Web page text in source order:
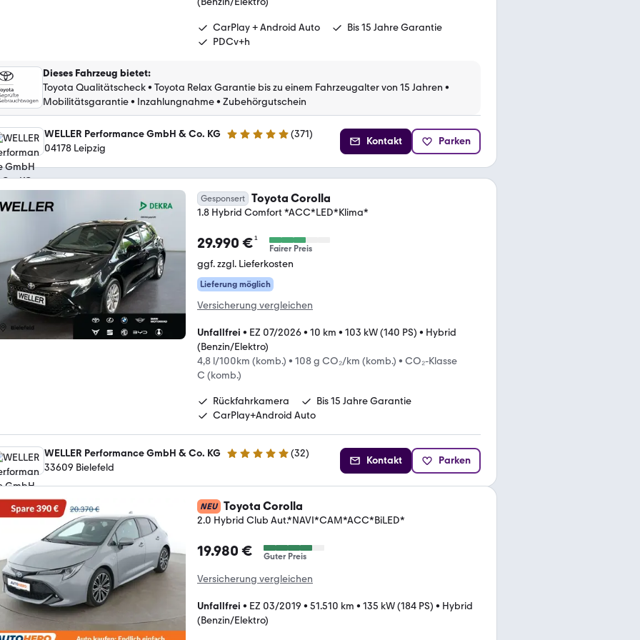
CarPlay + Android Auto
Bis 15 Jahre Garantie
PDCv+h
Dieses Fahrzeug bietet:
Toyota Qualitätscheck• Toyota Relax Garantie bis zu einem Fahrzeugalter von 15 Jahren •
Mobilitätsgarantie• Inzahlungnahme• Zubehörgutschein
WELLER Performance GmbH & Co. KG 4.8 Sterne (371)
04178 Leipzig
Kontakt Parken
Gesponsert Toyota Corolla
1.8 Hybrid Comfort *ACC*LED*Klima*
29.990 €¹
Fairer Preis
ggf. zzgl. Lieferkosten
Lieferung möglich
Versicherung vergleichen
Unfallfrei • EZ 07/2026• 10 km • 103 kW (140 PS) • Hybrid
(Benzin/Elektro)
4,8 l/100km (komb.) • 108 g CO₂/km (komb.) • CO₂-Klasse
C (komb.)
Rückfahrkamera
Bis 15 Jahre Garantie
CarPlay+Android Auto
WELLER Performance GmbH & Co. KG 5 Sterne (32)
33609 Bielefeld
Kontakt Parken
NEU Toyota Corolla
2.0 Hybrid Club Aut.*NAVI*CAM*ACC*BiLED*
19.980 € Guter Preis
Versicherung vergleichen
Unfallfrei • EZ 03/2019 • 51.510 km • 135 kW (184 PS) • Hybrid
(Benzin/Elektro)